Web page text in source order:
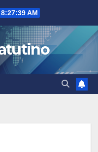
8:27:40 AM